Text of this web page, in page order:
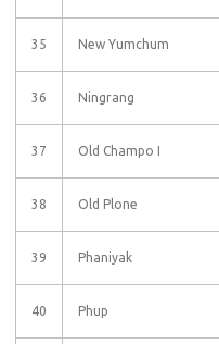
35 New Yumchum
36 Ningrang
37 Old Champo I
38 Old Plone
39 Phaniyak
40 Phup